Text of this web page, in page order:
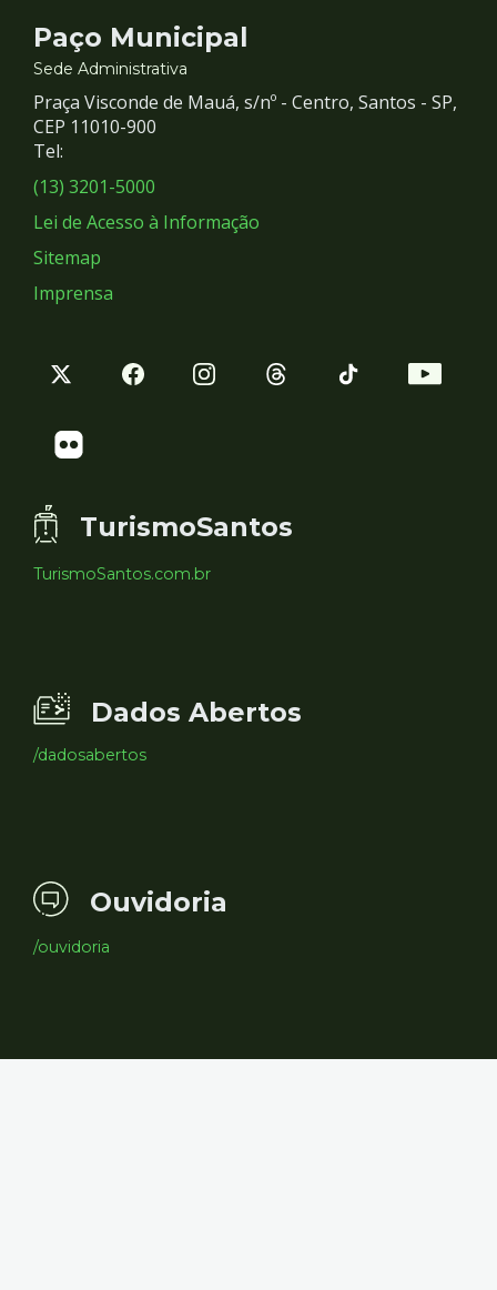
Contato
e
Redes
Sociais
Paço Municipal
Sede Administrativa
Praça Visconde de Mauá, s/nº - Centro, Santos - SP,
CEP 11010-900
Tel:
(13) 3201-5000
Lei de Acesso à Informação
Sitemap
Imprensa
TurismoSantos
TurismoSantos.com.br
Dados Abertos
/dadosabertos
Ouvidoria
/ouvidoria